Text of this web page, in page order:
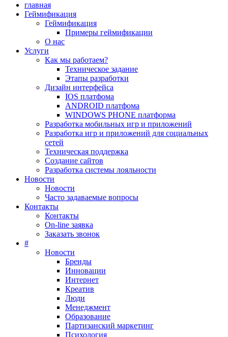
главная
Геймификация
Геймификация
Примеры геймификации
О нас
Услуги
Как мы работаем?
Техническое задание
Этапы разработки
Дизайн интерфейса
IOS платфома
ANDROID платфома
WINDOWS PHONE платформа
Разработка мобильных игр и приложений
Разработка игр и приложений для социальных
сетей
Техническая поддержка
Создание сайтов
Разработка системы лояльности
Новости
Новости
Часто задаваемые вопросы
Контакты
Контакты
On-line заявка
Заказать звонок
#
Новости
Бренды
Инновации
Интернет
Креатив
Люди
Менеджмент
Образование
Партизанский маркетинг
Психология